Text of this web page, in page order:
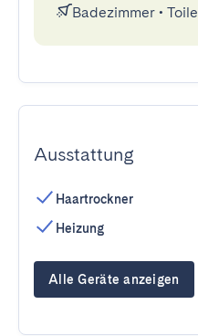
Badezimmer •
Ausstattung
Haartrockner
Heizung
Alle Geräte anzeigen